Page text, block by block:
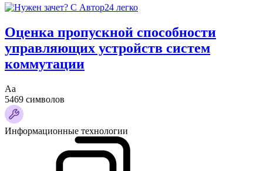
Оценка пропускной способности
управляющих устройств систем
коммутации
Аа
5469 символов
Информационные технологии